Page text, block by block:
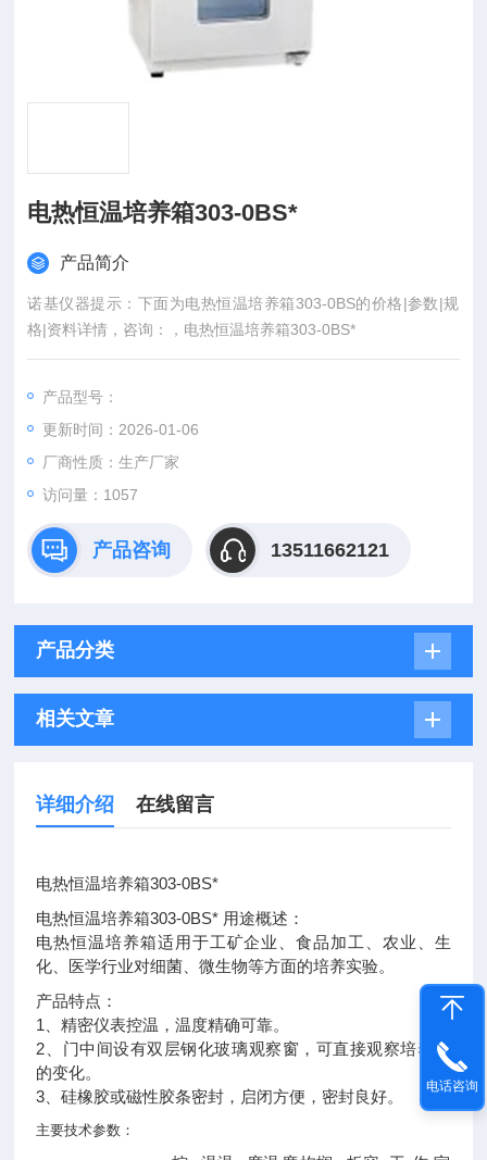
电热恒温培养箱303-0BS*
产品简介
诺基仪器提示：下面为电热恒温培养箱303-0BS的价格|参数|规
格|资料详情，咨询：，电热恒温培养箱303-0BS*
产品型号：
更新时间：2026-01-06
厂商性质：生产厂家
访问量：1057
产品咨询 13511662121
产品分类
相关文章
详细介绍 在线留言
电热恒温培养箱303-0BS*
电热恒温培养箱303-0BS* 用途概述：
电热恒温培养箱适用于工矿企业、食品加工、农业、生
化、医学行业对细菌、微生物等方面的培养实验。
产品特点：
1、精密仪表控温，温度精确可靠。
2、门中间设有双层钢化玻璃观察窗，可直接观察培养物
的变化。
3、硅橡胶或磁性胶条密封，启闭方便，密封良好。
主要技术参数：
电话咨询